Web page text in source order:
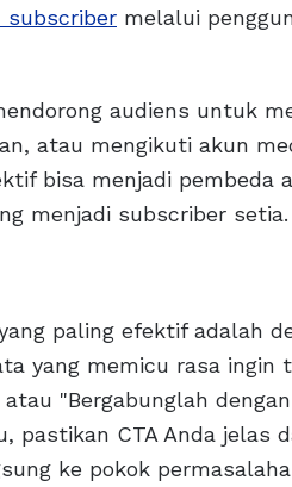
subscriber melalui
audiens untuk
atau mengikuti akun
bisa menjadi pembeda
menjadi subscriber setia.
paling efektif adalah
yang memicu rasa ingin
"Bergabunglah
pastikan CTA Anda jelas
ke pokok